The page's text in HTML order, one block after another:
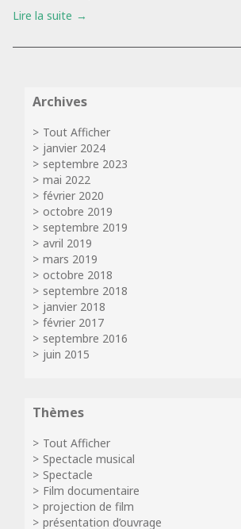
Lire la suite
Archives
Tout Afficher
janvier 2024
septembre 2023
mai 2022
février 2020
octobre 2019
septembre 2019
avril 2019
mars 2019
octobre 2018
septembre 2018
janvier 2018
février 2017
septembre 2016
juin 2015
Thèmes
Tout Afficher
Spectacle musical
Spectacle
Film documentaire
projection de film
présentation d’ouvrage